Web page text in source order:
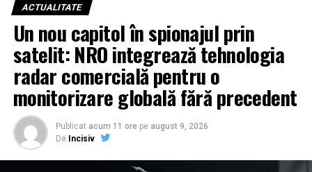
ACTUALITATE
Un nou capitol în spionajul prin
satelit: NRO integrează tehnologia
radar comercială pentru o
monitorizare globală fără precedent
Publicat acum 11 ore pe august 9, 2026
De Incisiv